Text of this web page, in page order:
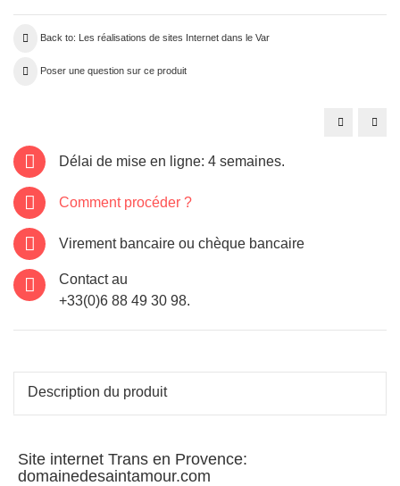
Back to: Les réalisations de sites Internet dans le Var
Poser une question sur ce produit
Délai de mise en ligne: 4 semaines.
Comment procéder ?
Virement bancaire ou chèque bancaire
Contact au
+33(0)6 88 49 30 98.
Description du produit
Site internet Trans en Provence:
domainedesaintamour.com